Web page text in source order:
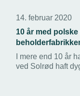
14. februar 2020
10 år med
I mere end 10 år
ved Solrød haft